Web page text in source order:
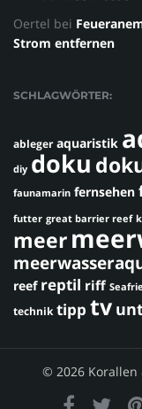
Oertel bei
Strom entfernen
SCHLAGWÖRTER:
ableger aquaristik
diy doku
faunamarin fernsehen
futter great barrier reef
meer
reef reptil riff
technik tipp tv
© 2026 Korallen